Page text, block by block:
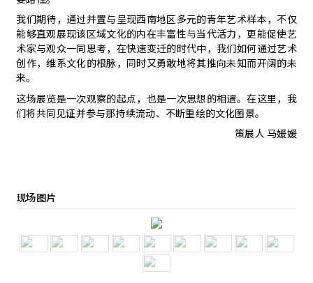
我们期待，通过并置与呈现西南地区多元的青年艺术样本，不仅
能够直观展现该区域文化的内在丰富性与当代活力，更能促使艺
术家与观众一同思考，在快速变迁的时代中，我们如何通过艺术
创作，维系文化的根脉，同时又勇敢地将其推向未知而开阔的未
来。
这场展览是一次观察的起点，也是一次思想的相遇。在这里，我
们将共同见证并参与那持续流动、不断重绘的文化图景。
策展人 马媛媛
现场图片